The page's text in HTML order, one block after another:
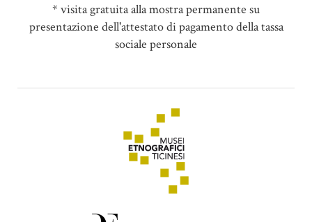
* visita gratuita alla mostra permanente su
presentazione dell'attestato di pagamento della tassa
sociale personale